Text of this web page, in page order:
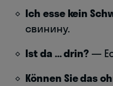
Ich esse kein
свинину.
Ist da ... drin? —
Können Sie das